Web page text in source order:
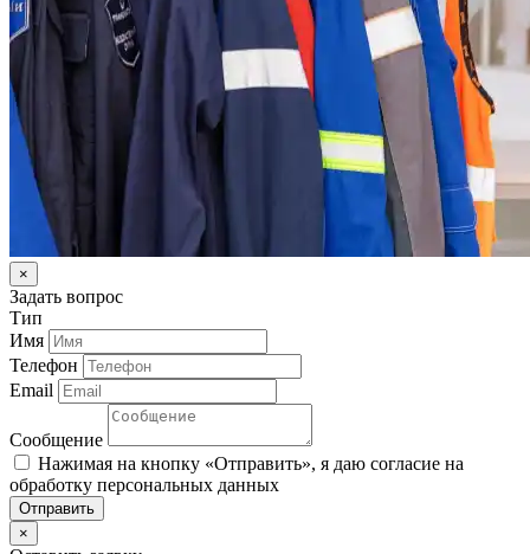
×
Задать вопрос
Тип
Имя
Телефон
Email
Сообщение
Нажимая на кнопку «Отправить», я даю согласие на
обработку персональных данных
Отправить
×